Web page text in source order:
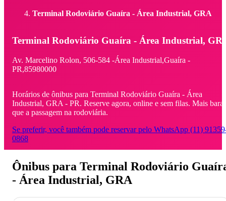
Terminal Rodoviário Guaíra - Área Industrial, GRA
Terminal Rodoviário Guaíra - Área Industrial,
Av. Marcelino Rolon, 506-584 -Área Industrial,Guaíra -
PR,85980000
Horários de ônibus para Terminal Rodoviário Guaíra - Área
Industrial, GRA - PR. Reserve agora, online e sem filas. Mais
que a passagem na rodoviária.
Se preferir, você também pode reservar pelo WhatsApp (11)
0868
Ônibus para Terminal Rodoviário
- Área Industrial, GRA